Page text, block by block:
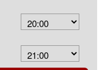
Arrival
Time
Depart
Time